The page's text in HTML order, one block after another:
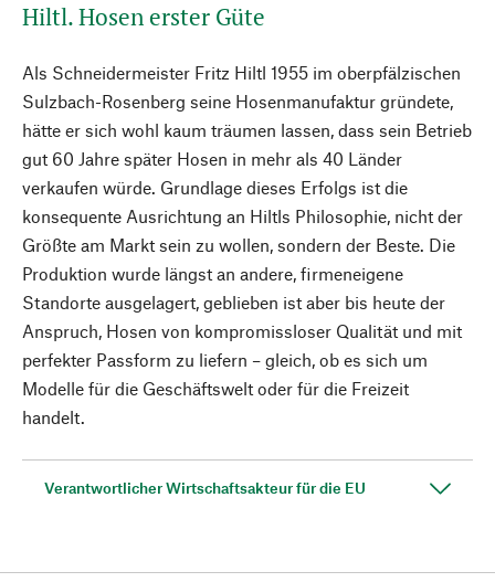
Hiltl. Hosen erster Güte
Als Schneidermeister Fritz Hiltl 1955 im oberpfälzischen
Sulzbach-Rosenberg seine Hosenmanufaktur gründete,
hätte er sich wohl kaum träumen lassen, dass sein Betrieb
gut 60 Jahre später Hosen in mehr als 40 Länder
verkaufen würde. Grundlage dieses Erfolgs ist die
konsequente Ausrichtung an Hiltls Philosophie, nicht der
Größte am Markt sein zu wollen, sondern der Beste. Die
Produktion wurde längst an andere, firmeneigene
Standorte ausgelagert, geblieben ist aber bis heute der
Anspruch, Hosen von kompromissloser Qualität und mit
perfekter Passform zu liefern – gleich, ob es sich um
Modelle für die Geschäftswelt oder für die Freizeit
handelt.
Verantwortlicher Wirtschaftsakteur für die EU